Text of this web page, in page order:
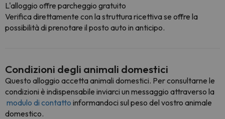
L'alloggio offre parcheggio gratuito
Verifica direttamente con la struttura ricettiva se offre la
possibilità di prenotare il posto auto in anticipo.
Condizioni degli animali domestici
Questo alloggio accetta animali domestici. Per consultarne le
condizioni è indispensabile inviarci un messaggio attraverso la
modulo di contatto informandoci sul peso del vostro animale
domestico.